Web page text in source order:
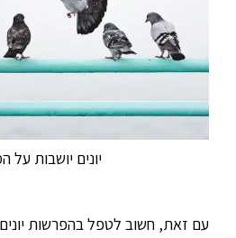
יונים יושבות על
עם זאת, חשוב לטפל בהפרשות יונים